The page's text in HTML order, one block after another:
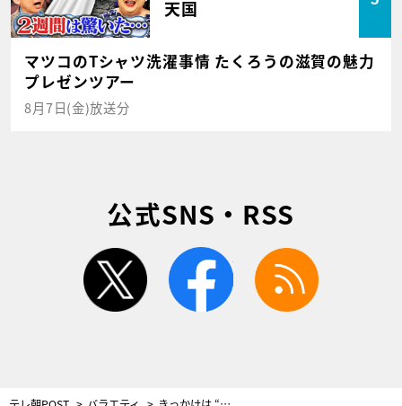
天国
マツコのTシャツ洗濯事情 たくろうの滋賀の魅力
プレゼンツアー
8月7日(金)放送分
公式SNS・RSS
twitter facebook